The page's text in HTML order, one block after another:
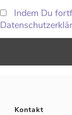
Indem Du
Kontakt